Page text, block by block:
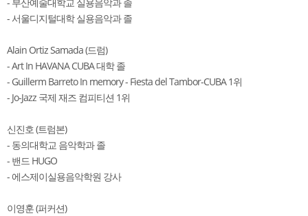
- 서울디지털대학 실용음악과 졸
Alain Ortiz Samada (드럼)
- Art In HAVANA CUBA 대학 졸
- Guillerm Barreto In memory - Fiesta del Tambor-CUBA 1위
- Jo-Jazz 국제 재즈 컴피티션 1위
신진호 (트럼본)
- 동의대학교 음악학과 졸
- 밴드 HUGO
- 에스제이실용음악학원 강사
이영훈 (퍼커션)